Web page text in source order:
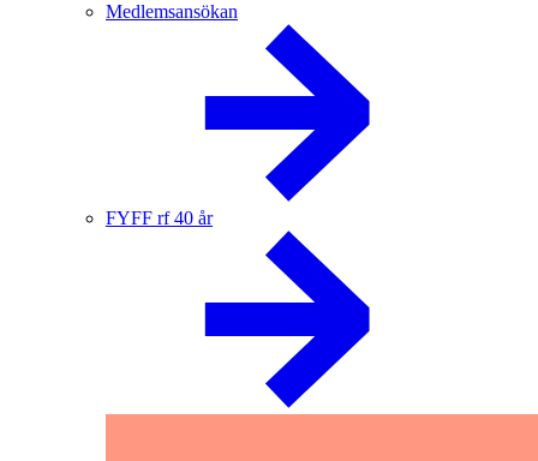
Medlemsansökan
FYFF rf 40 år